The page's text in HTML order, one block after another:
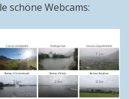
schöne Webcams: